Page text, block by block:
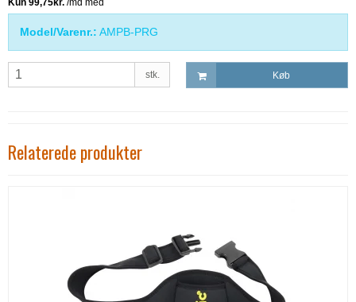
Model/Varenr.: AMPB-PRG
stk. Køb
Relaterede produkter